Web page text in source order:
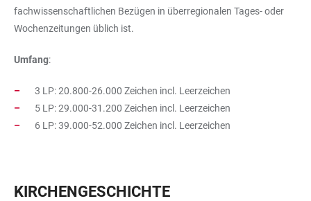
fachwissenschaftlichen Bezügen in überregionalen Tages- oder
Wochenzeitungen üblich ist.
Umfang:
3 LP: 20.800-26.000 Zeichen incl. Leerzeichen
5 LP: 29.000-31.200 Zeichen incl. Leerzeichen
6 LP: 39.000-52.000 Zeichen incl. Leerzeichen
KIRCHENGESCHICHTE